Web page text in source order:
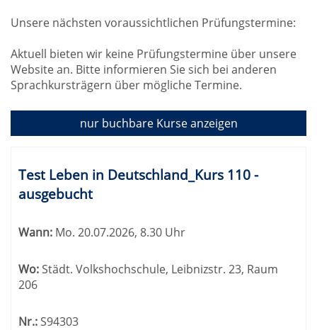
Unsere nächsten voraussichtlichen Prüfungstermine:
Aktuell bieten wir keine Prüfungstermine über unsere
Website an. Bitte informieren Sie sich bei anderen
Sprachkursträgern über mögliche Termine.
nur buchbareKurse anzeigen
Tabellenüberschriften
können
sortiert
Test Leben in Deutschland_Kurs 110 -
ausgebucht
Wann: Mo. 20.07.2026, 8.30 Uhr
Wo:Städt. Volkshochschule, Leibnizstr. 23, Raum
206
Nr.:S94303